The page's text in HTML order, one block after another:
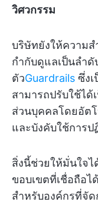
วิศวกรรม
บริษัทยังให้ความ
กำกับดูแลเป็นลำดั
ตัวGuardrails ซึ่ง
สามารถปรับใช้ไ
ส่วนบุคคลโดยอัต
และบังคับใช้การ
สิ่งนี้ช่วยให้มั่นใจ
ขอบเขตที่เชื่อถือ
สำหรับองค์กรที่จั